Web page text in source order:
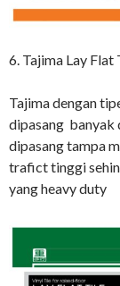
6. Tajima Lay
Tajima dengan
dipasang banyak
dipasang tampa
trafict tinggi
yang heavy duty